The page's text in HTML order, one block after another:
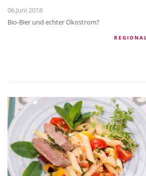
06.Juni 2018
Bio-Bier und echter Ökostrom?